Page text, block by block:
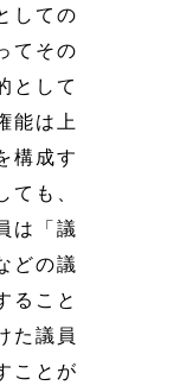
しての
てその
として
能は上
構成す
ても、
は「議
どの議
ること
た議員
ことが